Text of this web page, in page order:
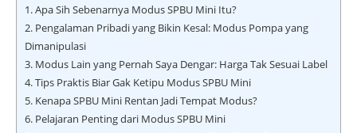
1.Apa Sih Sebenarnya Modus SPBU Mini Itu?
2. Pengalaman Pribadi yang Bikin Kesal: Modus Pompa yang
Dimanipulasi
3. Modus Lain yang Pernah Saya Dengar: Harga Tak Sesuai Label
4.Tips Praktis Biar Gak Ketipu Modus SPBU Mini
5. Kenapa SPBU Mini Rentan Jadi Tempat Modus?
6. Pelajaran Penting dari Modus SPBU Mini